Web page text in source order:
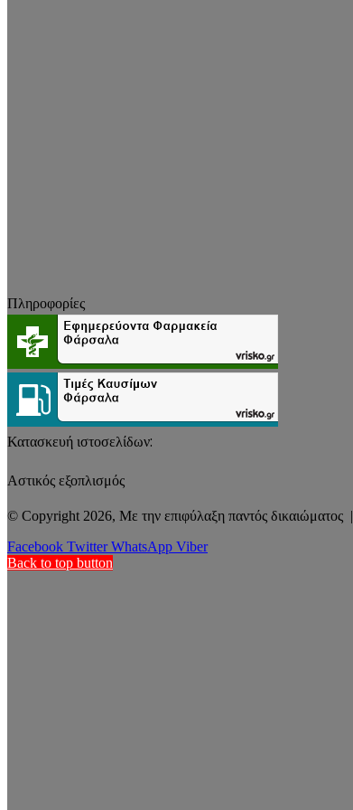
Πληροφορίες
Κατασκευή ιστοσελίδων:
Αστικός εξοπλισμός
© Copyright 2026, Με την επιφύλαξη παντός δικαιώματος |
Facebook Twitter WhatsApp Viber
Back to top button